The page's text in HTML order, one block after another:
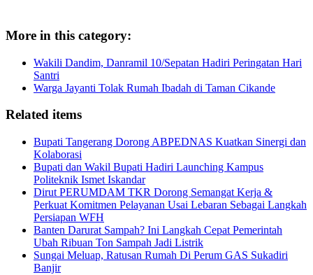
More in this category:
Wakili Dandim, Danramil 10/Sepatan Hadiri Peringatan Hari
Santri
Warga Jayanti Tolak Rumah Ibadah di Taman Cikande
Related items
Bupati Tangerang Dorong ABPEDNAS Kuatkan Sinergi dan
Kolaborasi
Bupati dan Wakil Bupati Hadiri Launching Kampus
Politeknik Ismet Iskandar
Dirut PERUMDAM TKR Dorong Semangat Kerja &
Perkuat Komitmen Pelayanan Usai Lebaran Sebagai Langkah
Persiapan WFH
Banten Darurat Sampah? Ini Langkah Cepat Pemerintah
Ubah Ribuan Ton Sampah Jadi Listrik
Sungai Meluap, Ratusan Rumah Di Perum GAS Sukadiri
Banjir